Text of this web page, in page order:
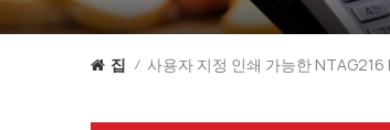
집 / 사용자 지정 인쇄 가능한 NTAG216